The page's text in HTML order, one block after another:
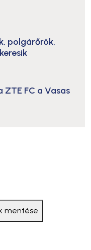
polgárőrök,
ZTE FC a Vasas
mentése